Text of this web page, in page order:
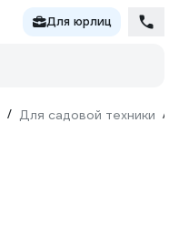
Для юрлиц
/ Для садовой техники /